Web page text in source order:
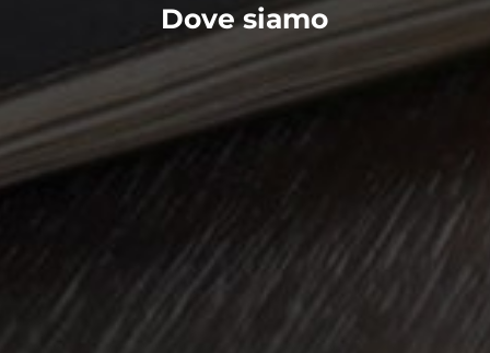
Dove siamo